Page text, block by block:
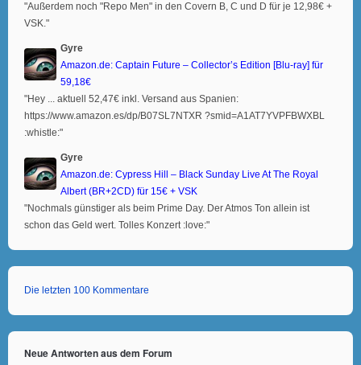
"Außerdem noch "Repo Men" in den Covern B, C und D für je 12,98€ +
VSK."
Gyre
Amazon.de: Captain Future – Collector’s Edition [Blu-ray] für
59,18€
"Hey ... aktuell 52,47€ inkl. Versand aus Spanien:
https://www.amazon.es/dp/B07SL7NTXR ?smid=A1AT7YVPFBWXBL
:whistle:"
Gyre
Amazon.de: Cypress Hill – Black Sunday Live At The Royal
Albert (BR+2CD) für 15€ + VSK
"Nochmals günstiger als beim Prime Day. Der Atmos Ton allein ist
schon das Geld wert. Tolles Konzert :love:"
Die letzten 100 Kommentare
Neue Antworten aus dem Forum